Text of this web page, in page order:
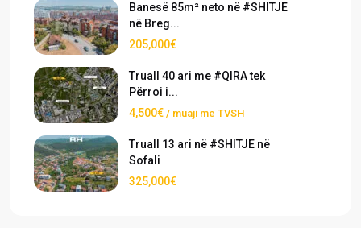
Banesë 85m² neto në #SHITJE
në Breg...
205,000€
Truall 40 ari me #QIRA tek
Përroi i...
4,500€ / muaji me TVSH
Truall 13 ari në #SHITJE në
Sofali
325,000€